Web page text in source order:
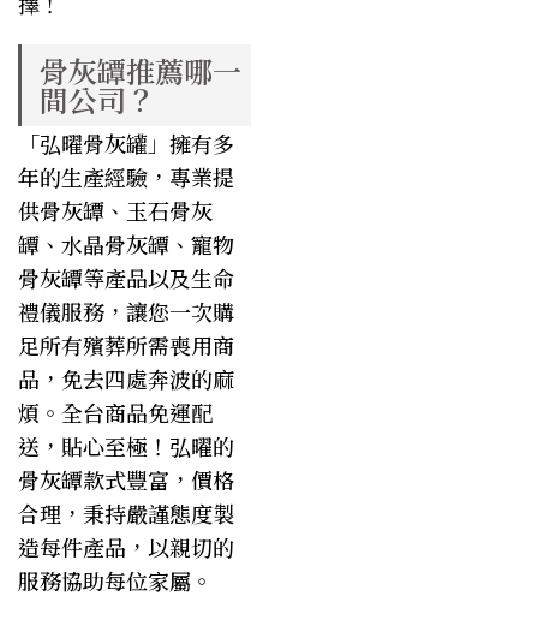
骨灰罈推薦哪一
間公司？
「弘曜骨灰罐」擁有多
年的生產經驗，專業提
供骨灰罈 、 玉石骨灰
罈 、 水晶骨灰罈 、 寵物
骨灰罈等產品以及生命
禮儀服務，讓您一次購
足所有殯葬所需喪用商
品，免去四處奔波的麻
煩。全台商品免運配
送，貼心至極！弘曜的
骨灰罈款式豐富，價格
合理，秉持嚴謹態度製
造每件產品，以親切的
服務協助每位家屬。